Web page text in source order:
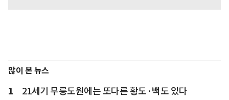
많이 본 뉴스
1 21세기 무릉도원에는 또다른 황도·백도 있다